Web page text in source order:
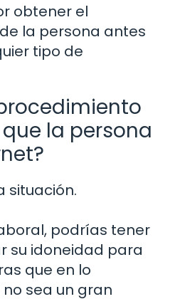
obtener el
la persona antes
tipo de
la persona
situación.
podrías tener
su idoneidad para
que en lo
sea un gran